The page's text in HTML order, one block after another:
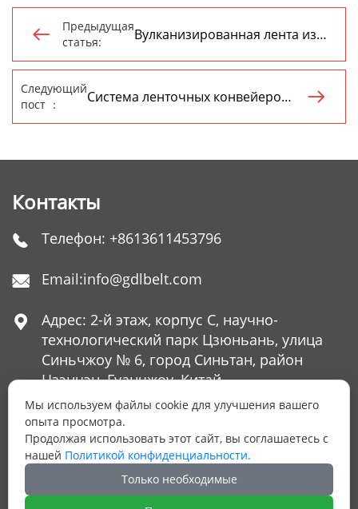

Предыдущая
статья:
Вулканизированная лента из
зачем она нужна?
Следующий
пост ：
Система ленточных конвейеров :

Контакты
 Телефон: +8613611453796
 Email:info@gdlbelt.com

Адрес: 2-й этаж, корпус C, научно-
технологический парк Цзюньань, улица
Синьчжоу № 6, город Синьтан, район
Цзэнчэн, Гуанчжоу, Китай
ОСТАЛИСЬ ВОПРОСЫ?
Оставьте нам Ваш номер телефона и мы
ответим на них
Мы используем файлы cookie для улучшения вашего
опыта просмотра.
Продолжая использовать этот сайт, вы соглашаетесь с
нашей Политикой конфиденциальности.
Только необходимые